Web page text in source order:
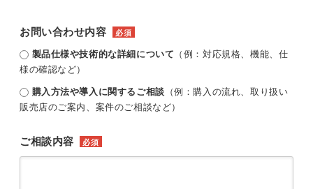
お問い合わせ内容 必須
製品仕様や技術的な詳細について （例：対応規格、機能、仕
様の確認など）
購入方法や導入に関するご相談 （例：購入の流れ、取り扱い
販売店のご案内、案件のご相談など）
ご相談内容 必須